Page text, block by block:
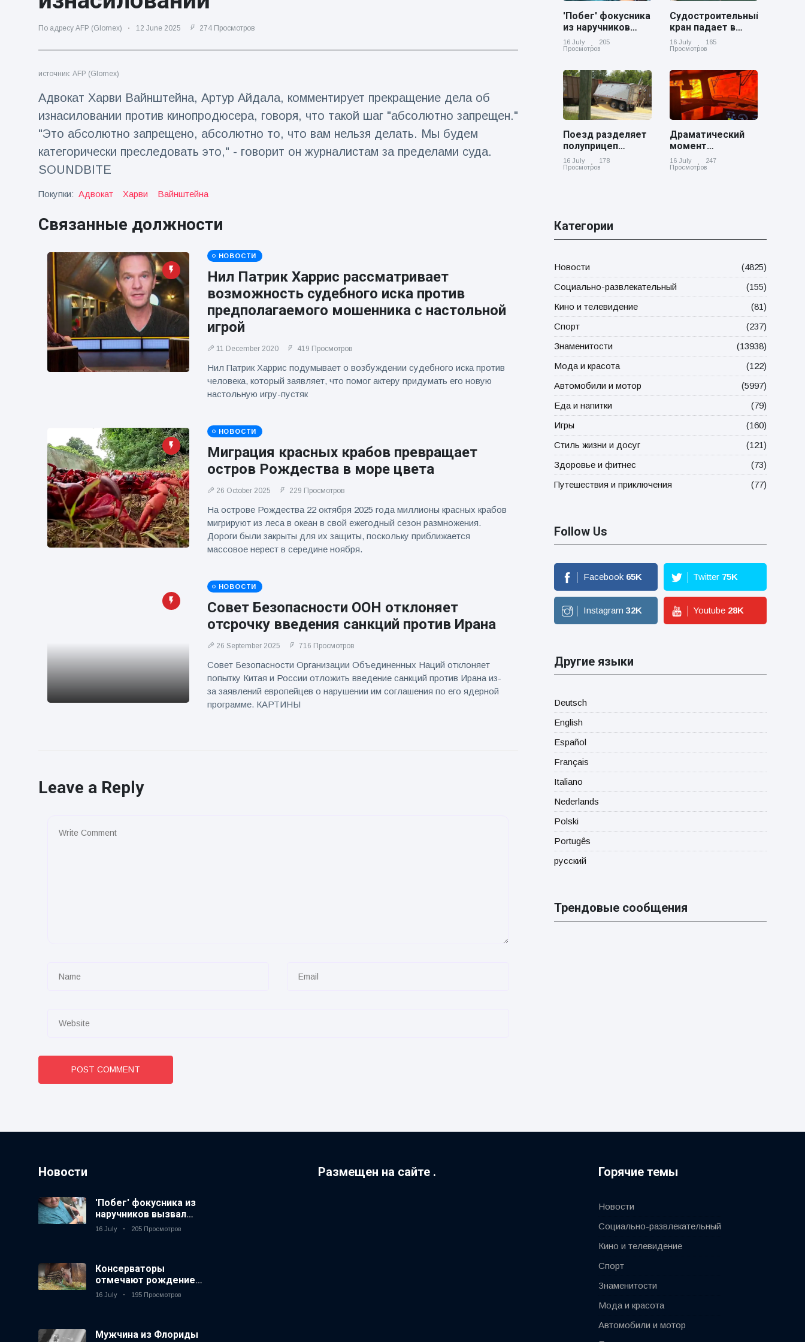
'Побег'
фокусника из
наручников
вызвал смех у
Просмотров
Консерваторы
отмечают
первого
тапира в
зоопарке
за 14 лет
Просмотров
Мужчина из
арестован
после запуска
фейерверков из
движущейся
машины
16 July
173
Просмотров
По адресу AFP (Glomex) 12 June 2025 274 Просмотров
источник: AFP (Glomex)
Адвокат Харви Вайнштейна, Артур Айдала, комментирует прекращение дела об
изнасиловании против кинопродюсера, говоря, что такой шаг "абсолютно запрещен."
"Это абсолютно запрещено, абсолютно то, что вам нельзя делать. Мы будем
категорически преследовать это," - говорит он журналистам за пределами суда.
SOUNDBITE
Покупки: Адвокат Харви Вайнштейна
Связанные должности
НОВОСТИ
Нил Патрик Харрис рассматривает
возможность судебного иска против
предполагаемого мошенника с настольной
игрой
11 December 2020 419 Просмотров
Нил Патрик Харрис подумывает о возбуждении судебного иска против
человека, который заявляет, что помог актеру придумать его новую
настольную игру-пустяк
НОВОСТИ
Миграция красных крабов превращает
остров Рождества в море цвета
26 October 2025 229 Просмотров
На острове Рождества 22 октября 2025 года миллионы красных крабов
мигрируют из леса в океан в свой ежегодный сезон размножения.
Дороги были закрыты для их защиты, поскольку приближается
массовое нерест в середине ноября.
НОВОСТИ
Совет Безопасности ООН отклоняет
отсрочку введения санкций против Ирана
26 September 2025 716 Просмотров
Совет Безопасности Организации Объединенных Наций отклоняет
попытку Китая и России отложить введение санкций против Ирана из-
за заявлений европейцев о нарушении им соглашения по его ядерной
программе. КАРТИНЫ
Leave a Reply
POST COMMENT
'Побег' фокусника
из наручников
вызвал смех у
аудитории
16 July
205
Просмотров
Судостроительный
кран падает в
реку Купер возле
Чарльстона
16 July
165
Просмотров
Поезд разделяет
полуприцеп
пополам на
железнодорожном
16 July
178
Просмотров
Драматический
момент
канадский
грузовой поезд
16 July
247
Просмотров
Категории
Новости
(4825)
Социально-развлекательный
(155)
Кино и телевидение
(81)
Спорт
(237)
Знаменитости
(13938)
Мода и красота
(122)
Автомобили и мотор
(5997)
Еда и напитки
(79)
Игры
(160)
Стиль жизни и досуг
(121)
Здоровье и фитнес
(73)
Путешествия и приключения
(77)
Follow Us
Facebook 65K Twitter 75K
Instagram 32K Youtube 28K
Другие языки
Deutsch
English
Español
Français
Italiano
Nederlands
Polski
Portugês
русский
Трендовые сообщения
Новости
'Побег' фокусника из
наручников вызвал
смех у аудитории
16 July 205 Просмотров
Консерваторы
отмечают рождение
первого низкогорного
16 July 195 Просмотров
Мужчина из Флориды
Размещен на сайте . Горячие темы
Новости
Социально-развлекательный
Кино и телевидение
Спорт
Знаменитости
Мода и красота
Автомобили и мотор